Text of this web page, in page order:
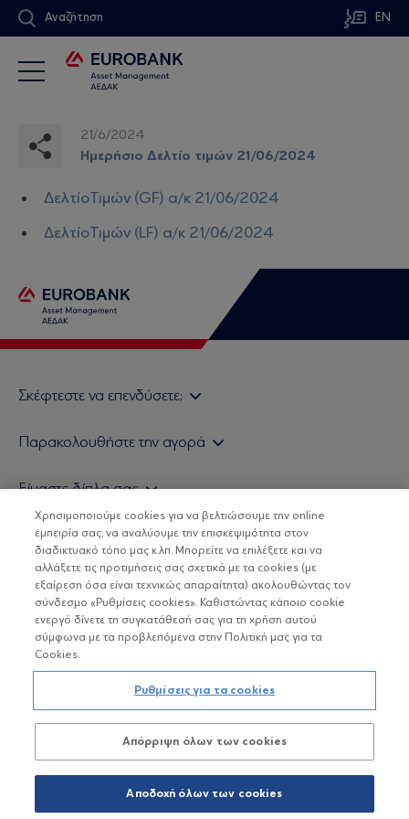
Αναζήτηση EN
21/6/2024
Ημερήσιο Δελτίο τιμών 21/06/2024
ΔελτίοΤιμών (GF) α/κ 21/06/2024
ΔελτίοΤιμών (LF) α/κ 21/06/2024
Σκέφτεστε να επενδύσετε;
Τιμολογιακή Πολιτική
Δείτε τις πολιτικές μας
Βασικές Γνώσεις
Παρακολουθήστε την αγορά
Τα νέα μας
Χρήσιμοι σύνδεσμοι
Είμαστε δίπλα σας
H Eurobank Asset Management ΑΕΔΑΚ
Επενδυτική φιλοσοφία ESG
Πιστοποιημένα στελέχη και συνεργάτες
Αποστολή Βιογραφικών
ΟΙ ΟΣΕΚΑ ΔΕΝ ΕΧΟΥΝ ΕΓΓΥΗΜΕΝΗ ΑΠΟΔΟΣΗ ΚΑΙ ΟΙ
ΠΡΟΗΓΟΥΜΕΝΕΣ ΑΠΟΔΟΣΕΙΣ ΔΕΝ ΔΙΑΣΦΑΛΙΖΟΥΝ ΤΙΣ
ΜΕΛΛΟΝΤΙΚΕΣ
Copyright © Eurobank ΑΕΔΑΚ
Προστασία Προσωπικών Δεδομένων
Όροι χρήσης
Πολιτική cookies
Χρησιμοποιούμε cookies για να βελτιώσουμε την online
εμπειρία σας, να αναλύουμε την επισκεψιμότητα στον
διαδικτυακό τόπο μας κ.λπ. Μπορείτε να επιλέξετε και να
αλλάξετε τις προτιμήσεις σας σχετικά με τα cookies (με
εξαίρεση όσα είναι τεχνικώς απαραίτητα) ακολουθώντας τον
σύνδεσμο «Ρυθμίσεις cookies». Καθιστώντας κάποιο cookie
ενεργό δίνετε τη συγκατάθεσή σας για τη χρήση αυτού
σύμφωνα με τα προβλεπόμενα στην Πολιτική μας για τα
Cookies.
Ρυθμίσεις για τα cookies
Απόρριψη όλων των cookies
Αποδοχή όλων των cookies